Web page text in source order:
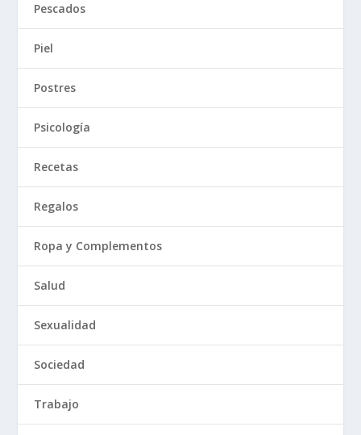
Pescados
Piel
Postres
Psicología
Recetas
Regalos
Ropa y Complementos
Salud
Sexualidad
Sociedad
Trabajo